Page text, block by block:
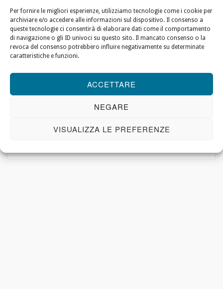
Per fornire le migliori esperienze, utilizziamo tecnologie come i cookie per
archiviare e/o accedere alle informazioni sul dispositivo. Il consenso a
queste tecnologie ci consentirà di elaborare dati come il comportamento
di navigazione o gli ID univoci su questo sito. Il mancato consenso o la
revoca del consenso potrebbero influire negativamente su determinate
caratteristiche e funzioni.
ACCETTARE
NEGARE
VISUALIZZA LE PREFERENZE
semplice. C’è un alto tasso di disoccupazione e povertà tra gli